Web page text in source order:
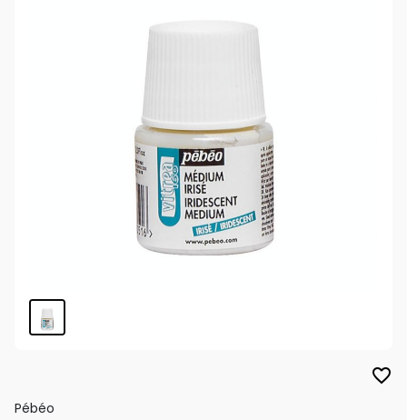
favorite_border
Pébéo